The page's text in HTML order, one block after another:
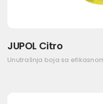
JUPOL Citro
Unutrašnja boja sa